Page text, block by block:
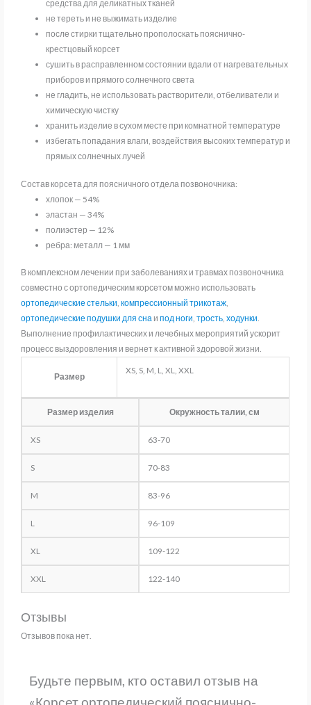
средства для деликатных тканей
не тереть и не выжимать изделие
после стирки тщательно прополоскать пояснично-
крестцовый корсет
сушить в расправленном состоянии вдали от нагревательных
приборов и прямого солнечного света
не гладить, не использовать растворители, отбеливатели и
химическую чистку
хранить изделие в сухом месте при комнатной температуре
избегать попадания влаги, воздействия высоких температур и
прямых солнечных лучей
Состав корсета для поясничного отдела позвоночника:
хлопок — 54%
эластан — 34%
полиэстер — 12%
ребра: металл — 1 мм
В комплексном лечении при заболеваниях и травмах позвоночника
совместно с ортопедическим корсетом можно использовать
ортопедические стельки,компрессионный трикотаж,
ортопедические подушки для сна ипод ноги,трость,ходунки.
Выполнение профилактических и лечебных мероприятий ускорит
процесс выздоровления и вернет к активной здоровой жизни.
Размер
XS, S, M, L, XL, XXL
Размер изделия Окружность талии, см
XS 63-70
S 70-83
M 83-96
L 96-109
XL 109-122
XXL 122-140
Отзывы
Отзывов пока нет.
Будьте первым, кто оставил отзыв на
«Корсет ортопедический пояснично-